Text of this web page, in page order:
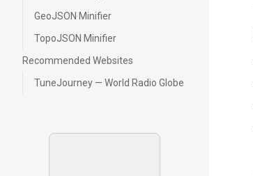
GeoJSON Minifier
TopoJSON Minifier
Recommended Websites
TuneJourney — World Radio Globe